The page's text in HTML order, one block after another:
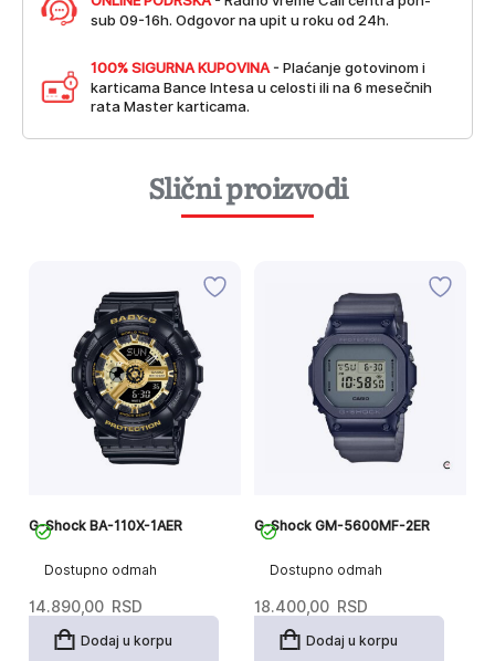
sub 09-16h. Odgovor na upit u roku od 24h.
100% SIGURNA KUPOVINA - Plaćanje gotovinom i
karticama Bance Intesa u celosti ili na 6 mesečnih
rata Master karticama.
Slični proizvodi
Dostupno odmah
G-Shock BA-110X-1AER
14.890,00 RSD
Dodaj u korpu
Dostupno odmah
G-Shock GM-5600MF-2ER
18.400,00 RSD
Dodaj u korpu